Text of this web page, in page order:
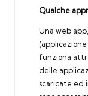
Qualche
Una web
funziona
delle
scaricate ed